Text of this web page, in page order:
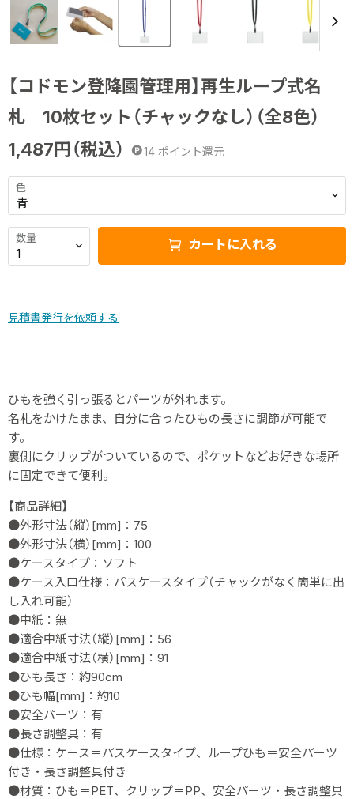
【コドモン登降園管理用】再生ループ式名
札 10枚セット（チャックなし）（全8色）
1,487円（税込） 14 ポイント還元
色
数量 カートに入れる
見積書発行を依頼する
ひもを強く引っ張るとパーツが外れます。
名札をかけたまま、自分に合ったひもの長さに調節が可能で
す。
裏側にクリップがついているので、ポケットなどお好きな場所
に固定できて便利。
【商品詳細】
●外形寸法（縦）[mm]：75
●外形寸法（横）[mm]：100
●ケースタイプ：ソフト
●ケース入口仕様：パスケースタイプ（チャックがなく簡単に出
し入れ可能）
●中紙：無
●適合中紙寸法（縦）[mm]：56
●適合中紙寸法（横）[mm]：91
●ひも長さ：約90cm
●ひも幅[mm]：約10
●安全パーツ：有
●長さ調整具：有
●仕様：ケース＝パスケースタイプ、ループひも＝安全パーツ
付き・長さ調整具付き
●材質：ひも＝PET、クリップ＝PP、安全パーツ・長さ調整具